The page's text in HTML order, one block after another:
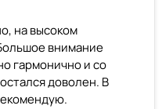
на высоком
внимание
гармонично и со
доволен. В